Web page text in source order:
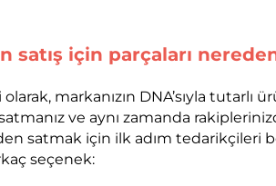
satış için parçaları
markanızın DNA’sıyla
ve aynı zamanda
satmak için ilk adım tedarikçileri
seçenek: